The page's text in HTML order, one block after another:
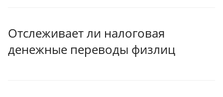
Отслеживает ли налоговая
денежные переводы физлиц